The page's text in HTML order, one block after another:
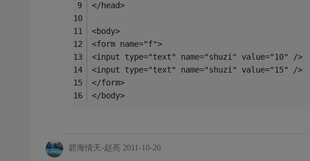
</head>
<body>
<form name="f">
<input type="text" name="shuzi" value="10" />
<input type="text" name="shuzi" value="15" />
</form>
</body>
碧海情天-赵亮 2011-10-20